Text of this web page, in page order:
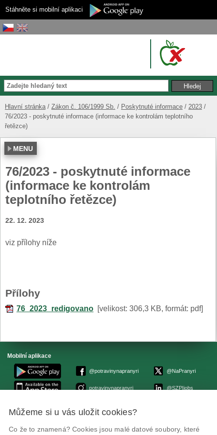
Stáhněte si mobilní aplikaci
Hlavní stránka Zákon č. 106/1999 Sb. Poskytnuté informace
2023
76/2023 - poskytnuté informace (informace ke kontrolám teplotního
řetězce)
MENU
76/2023 - poskytnuté informace
(informace ke kontrolám
teplotního řetězce)
22. 12. 2023
viz přílohy níže
Přílohy
76_2023_redigovano [velikost: 306,3 KB, formát: pdf]
Mobilní aplikace
@potravinynapranyri
potravinynapranyri
@NaPranyri
@SZPIjobs
© Státní zemědělská a potravinářská inspekce 2026.
ID datové schránky: avraiqg
Můžeme si u vás uložit cookies?
Co že to znamená? Cookies jsou malé datové soubory, které